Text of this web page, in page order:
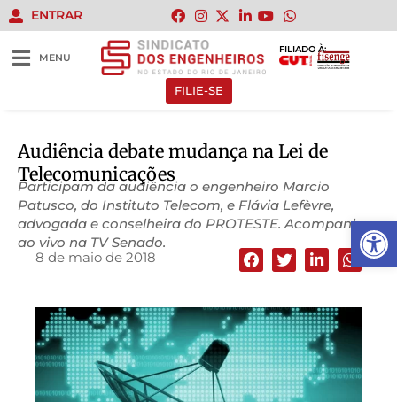
Abrir
ENTRAR
MENU
FILIADO À:
FILIE-SE
Audiência debate mudança na Lei de
Telecomunicações
Participam da audiência o engenheiro Marcio
Patusco, do Instituto Telecom, e Flávia Lefèvre,
advogada e conselheira do PROTESTE. Acompanhe
ao vivo na TV Senado.
8 de maio de 2018